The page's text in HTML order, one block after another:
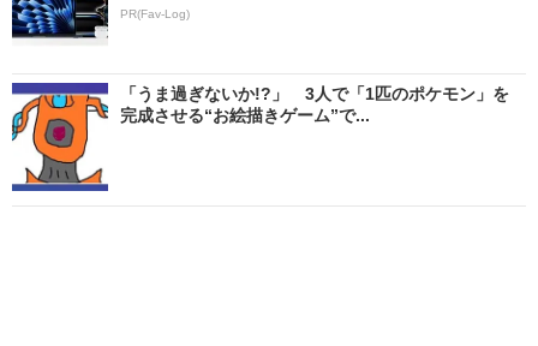
PR(Fav-Log)
「うま過ぎないか!?」 3人で「1匹のポケモン」を
完成させる“お絵描きゲーム”で...